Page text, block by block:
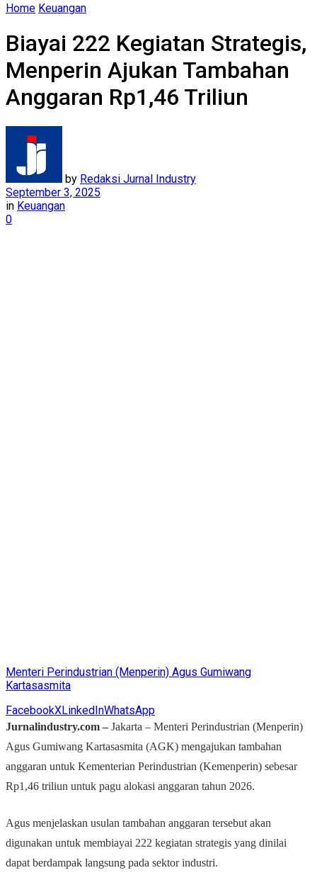
Home Keuangan
Biayai 222 Kegiatan Strategis,
Menperin Ajukan Tambahan
Anggaran Rp1,46 Triliun
by Redaksi Jurnal Industry
September 3, 2025
in Keuangan
0
Menteri Perindustrian (Menperin) Agus Gumiwang
Kartasasmita
FacebookXLinkedInWhatsApp
Jurnalindustry.com – Jakarta – Menteri Perindustrian (Menperin)
Agus Gumiwang Kartasasmita (AGK) mengajukan tambahan
anggaran untuk Kementerian Perindustrian (Kemenperin) sebesar
Rp1,46 triliun untuk pagu alokasi anggaran tahun 2026.
Agus menjelaskan usulan tambahan anggaran tersebut akan
digunakan untuk membiayai 222 kegiatan strategis yang dinilai
dapat berdampak langsung pada sektor industri.